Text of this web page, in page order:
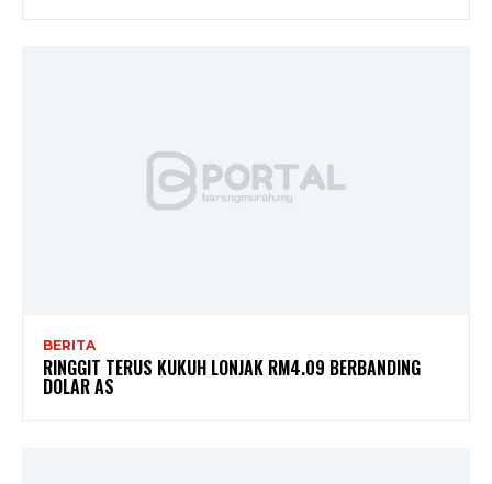
BERITA
RINGGIT TERUS KUKUH LONJAK RM4.09 BERBANDING
DOLAR AS